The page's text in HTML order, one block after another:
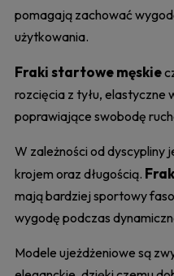
pomagają zachować
użytkowania.
Fraki startowe męskie
rozcięcia z tyłu, elastyczne
poprawiające swobodę
W zależności od dyscypliny
krojem oraz długością.
mają bardziej sportowy
wygodę podczas
Modele ujeżdżeniowe są